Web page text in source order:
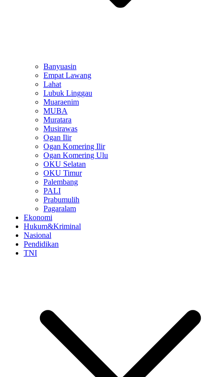
Banyuasin
Empat Lawang
Lahat
Lubuk Linggau
Muaraenim
MUBA
Muratara
Musirawas
Ogan Ilir
Ogan Komering Ilir
Ogan Komering Ulu
OKU Selatan
OKU Timur
Palembang
PALI
Prabumulih
Pagaralam
Ekonomi
Hukum&Kriminal
Nasional
Pendidikan
TNI